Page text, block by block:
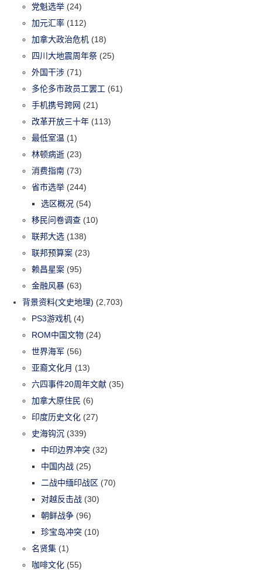
党魁选举 (24)
加元汇率 (112)
加拿大政治危机 (18)
四川大地震周年祭 (25)
外国干涉 (71)
多伦多市政员工罢工 (61)
手机携号跨网 (21)
改革开放三十年 (113)
最低室温 (1)
林顿病逝 (23)
消费指南 (73)
省市选举 (244)
选区概况 (54)
移民问卷调查 (10)
联邦大选 (138)
联邦预算案 (23)
赖昌星案 (95)
金融风暴 (63)
背景资料(文史地理) (2,703)
PS3游戏机 (4)
ROM中国文物 (24)
世界海军 (56)
亚裔文化月 (13)
六四事件20周年文献 (35)
加拿大原住民 (6)
印度历史文化 (27)
史海钩沉 (339)
中印边界冲突 (32)
中国内战 (25)
二战中缅印战区 (70)
对越反击战 (30)
朝鲜战争 (96)
珍宝岛冲突 (10)
名贤集 (1)
咖啡文化 (55)